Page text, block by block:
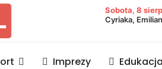
Sobota, 8
Cyriaka,
Imprezy Edukacja